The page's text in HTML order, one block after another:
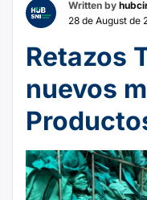
Written by
28 de August de
Retazos
nuevos